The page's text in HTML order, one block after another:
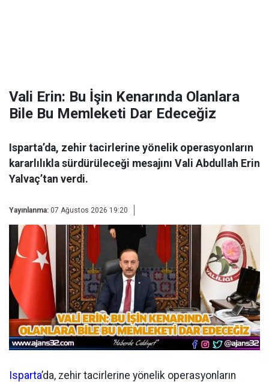
Vali Erin: Bu İşin Kenarında Olanlara
Bile Bu Memleketi Dar Edeceğiz
Isparta’da, zehir tacirlerine yönelik operasyonların
kararlılıkla sürdürüleceği mesajını Vali Abdullah Erin
Yalvaç’tan verdi.
Yayınlanma: 07 Ağustos 2026 19:20
Isparta’da, zehir tacirlerine yönelik operasyonların